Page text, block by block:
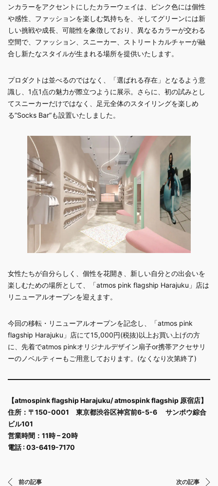
ンカラーをアクセントにしたカラーウェイは、ピンク色には個性
や感性、ファッションを楽しむ気持ちを、そしてグリーンには新
しい挑戦や成長、可能性を象徴しており、異なるカラーが交わる
空間で、ファッション、スニーカー、ストリートカルチャーが融
合し新たなスタイルが生まれる場所を提供いたします。​
プロダクトは並べるのではなく、「選ばれる存在」となるよう意
識し、1点1点の魅力が際立つように展示。さらに、初の試みとし
てスニーカーだけではなく、足元全体のスタイリングを楽しめ
る”Socks Bar”も設置いたしました。​
女性たちが自分らしく、個性を花開き、新しい自分との出会いを
楽しむための場所として、「atmos pink flagship Harajuku」店は
リニューアルオープンを迎えます。​
今回の移転・リニューアルオープンを記念し、「atmos pink
flagship Harajuku」店にて15,000円(税抜)以上お買い上げの方
に、先着でatmos pinkオリジナルデザイン扇子or携帯アクセサリ
ーのノベルティーもご用意しております。(なくなり次第終了)​
【atmospink flagship Harajuku/ atmospink flagship 原宿店】
住所：〒150-0001 東京都渋谷区神宮前6-5-6 サンポウ綜合
ビル101
営業時間：11時 – 20時
電話 : 03-6419-7170
前の記事 次の記事